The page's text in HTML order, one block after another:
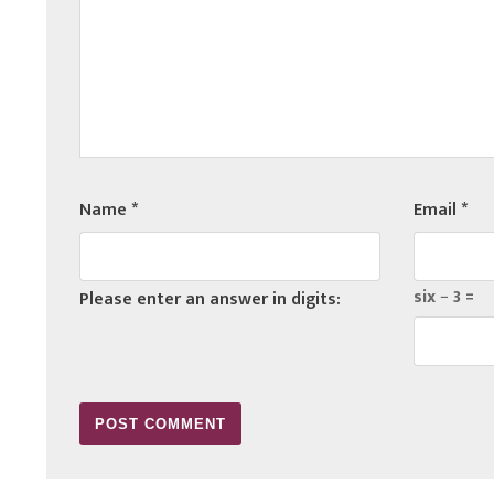
Name* Email*
Please enter an answer in digits: six − 3 =